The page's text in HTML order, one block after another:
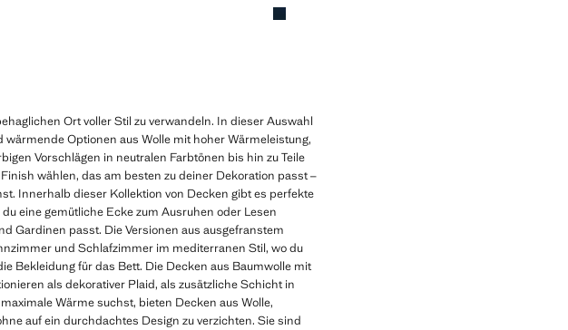
Ort voller Stil zu verwandeln. In dieser Auswahl
Optionen aus Wolle mit hoher Wärmeleistung,
Vorschlägen in neutralen Farbtönen bis hin zu Teile
wählen, das am besten zu deiner Dekoration passt –
Innerhalb dieser Kollektion von Decken gibt es perfekte
eine gemütliche Ecke zum Ausruhen oder Lesen
Gardinen passt. Die Versionen aus ausgefranstem
und Schlafzimmer im mediterranen Stil, wo du
Bekleidung für das Bett. Die Decken aus Baumwolle mit
als dekorativer Plaid, als zusätzliche Schicht in
Wärme suchst, bieten Decken aus Wolle,
auf ein durchdachtes Design zu verzichten. Sie sind